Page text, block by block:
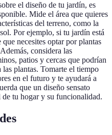
el diseño de tu jardín, es
Mide el área que quieres
del terreno, como la
Por ejemplo, si tu jardín está
necesites optar por plantas
considera las
patios y cercas que podrían
plantas. Tomarte el tiempo
en el futuro y te ayudará a
que un diseño sensato
tu hogar y su funcionalidad.